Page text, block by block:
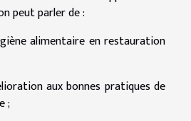
peut parler de :
alimentaire en restauration
aux bonnes pratiques de
;